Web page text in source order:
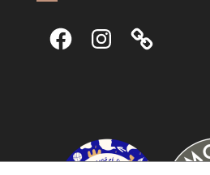
FacebookInstagram